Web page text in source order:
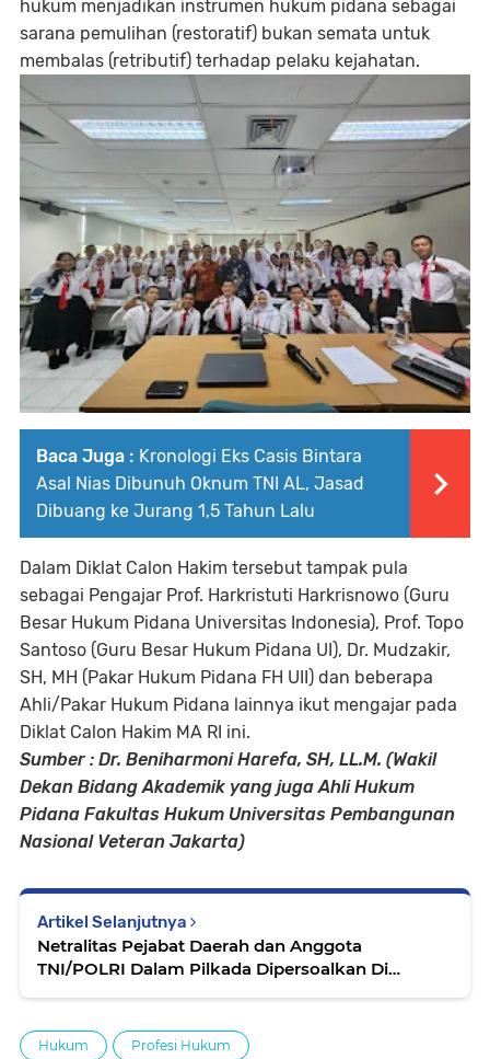
hukum menjadikan instrumen hukum pidana sebagai
sarana pemulihan (restoratif) bukan semata untuk
membalas (retributif) terhadap pelaku kejahatan.
Baca Juga : Kronologi Eks Casis Bintara
Asal Nias Dibunuh Oknum TNI AL, Jasad
Dibuang ke Jurang 1,5 Tahun Lalu
Dalam Diklat Calon Hakim tersebut tampak pula
sebagai Pengajar Prof. Harkristuti Harkrisnowo (Guru
Besar Hukum Pidana Universitas Indonesia), Prof. Topo
Santoso (Guru Besar Hukum Pidana UI), Dr. Mudzakir,
SH, MH (Pakar Hukum Pidana FH UII) dan beberapa
Ahli/Pakar Hukum Pidana lainnya ikut mengajar pada
Diklat Calon Hakim MA RI ini.
Sumber : Dr. Beniharmoni Harefa, SH, LL.M. (Wakil
Dekan Bidang Akademik yang juga Ahli Hukum
Pidana Fakultas Hukum Universitas Pembangunan
Nasional Veteran Jakarta)
Artikel Selanjutnya
Netralitas Pejabat Daerah dan Anggota
TNI/POLRI Dalam Pilkada Dipersoalkan Di
Hukum Profesi Hukum